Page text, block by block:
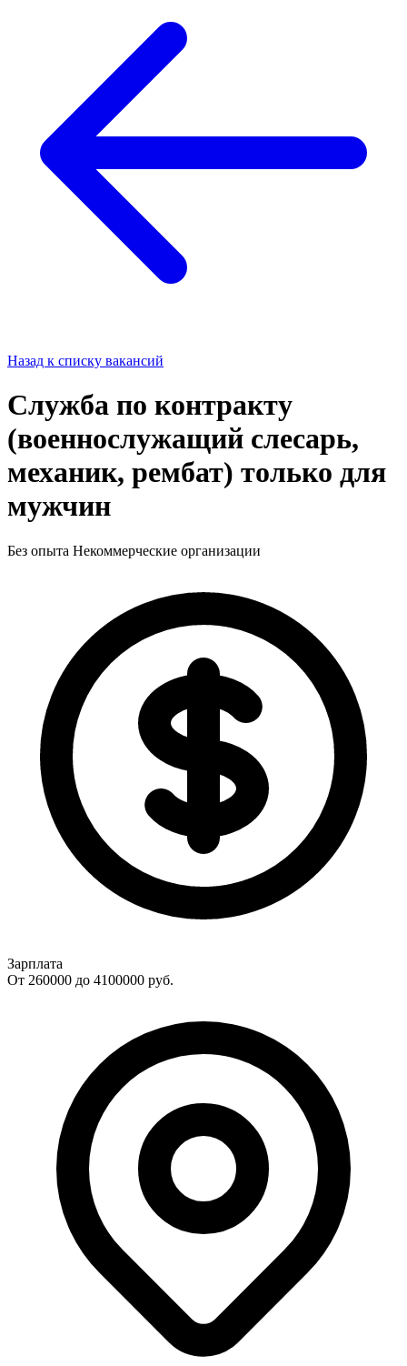
Назад к списку вакансий
Служба по контракту
(военнослужащий слесарь,
механик, рембат) только для
мужчин
Без опыта Некоммерческие организации
Зарплата
От 260000 до 4100000 руб.